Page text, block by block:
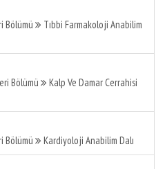
Bölümü
Tıbbi Farmakoloji Anabilim
Bölümü
Kalp Ve Damar Cerrahisi
Bölümü Kardiyoloji Anabilim Dalı